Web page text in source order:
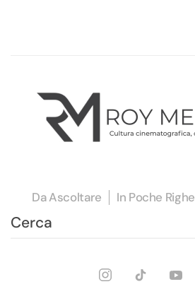
Da Ascoltare In Poche Righe